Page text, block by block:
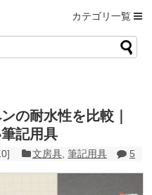
の耐水性を比較｜
記用具
] 文房具 ,筆記用具 5